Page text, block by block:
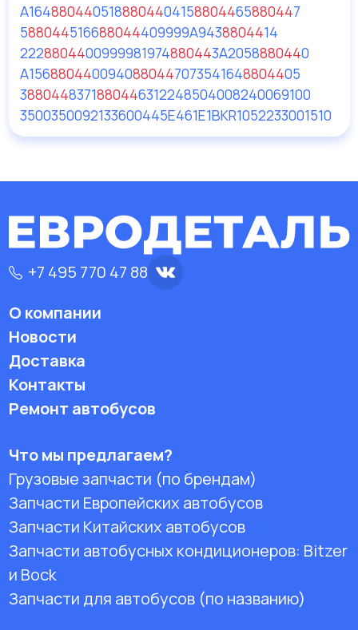
A1648804405188804404158804465880447
588044516688044409999A9438804414
2228804400999981974880443A2058880440
A1568804400940880447073541648804405
3880448371880446312248504008240069100
3500350092133600445E461E1BKR1052233001510
+7 495 770 47 88
О компании
Новости
Доставка
Контакты
Ремонт автобусов
Что мы предлагаем?
Грузовые запчасти (по брендам)
Запчасти Европейских автобусов
Запчасти Китайских автобусов
Запчасти автобусных кондиционеров: Bitzer
и Bock
Запчасти для автобусов (по названию)